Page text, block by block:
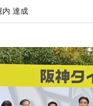
内 達成